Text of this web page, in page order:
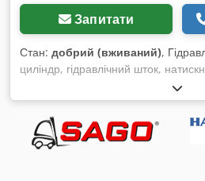
Запитати
Стан: добрий (вживаний),
циліндр, гідравлічний шток,
циліндр - Гідравлічний циліндр:
мм Cedpfxjv Tk Nwo Aafeha - Тип:
- Шток поршня: Ø 25 мм / М20 -
Розміри: Ø 70 x 410 мм - Вага: 6,4 кг